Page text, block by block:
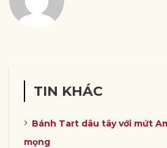
TIN KHÁC
Bánh Tart dâu tây với mứt
mọng